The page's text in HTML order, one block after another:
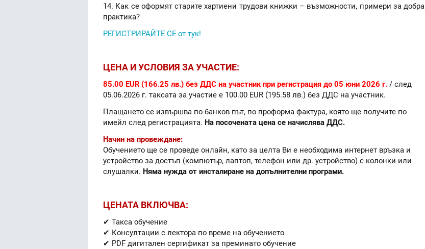
14. Как се оформят старите хартиени трудови книжки – възможности, примери за добра
практика?
РЕГИСТРИРАЙТЕ СЕ от тук!
ЦЕНА И УСЛОВИЯ ЗА УЧАСТИЕ:
85.00 EUR (166.25 лв.) без ДДС на участник при регистрация до 05 юни 2026 г. / след
05.06.2026 г. таксата за участие е 100.00 EUR (195.58 лв.) без ДДС на участник.
Плащането се извършва по банков път, по проформа фактура, която ще получите по
имейл след регистрацията. На посочената цена се начислява ДДС.
Начин на провеждане:
Обучението ще се проведе онлайн, като за целта Ви е необходима интернет връзка и
устройство за достъп (компютър, лаптоп, телефон или др. устройство) с колонки или
слушалки. Няма нужда от инсталиране на допълнителни програми.
ЦЕНАТА ВКЛЮЧВА:
✔ Такса обучение
✔ Консултации с лектора по време на обучението
✔ PDF дигитален сертификат за преминато обучение